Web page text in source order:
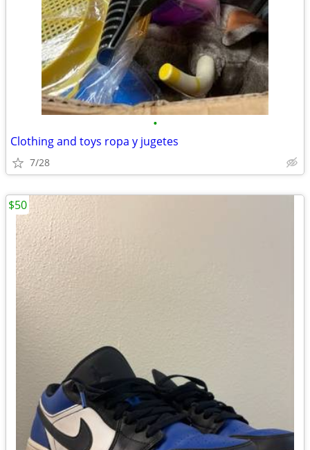
•
Clothing and toys ropa y jugetes
7/28
$50